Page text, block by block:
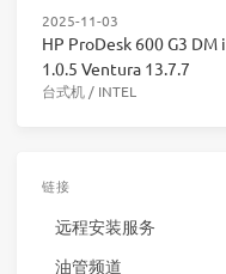
2025-11-03
HP ProDesk 600 G3
1.0.5 Ventura 13.7.7
台式机 / INTEL
链接
远程安装服务
油管频道